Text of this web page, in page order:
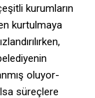
kurumların
kurtulmaya
oluyor-
süreçlere